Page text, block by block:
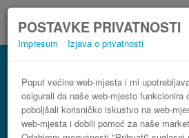
POSTAVKE PRIVATNOSTI
Impresum Izjava o privatnosti
Poput većine web-mjesta i mi
osigurali da naše web-mjesto funkcionira
poboljšali korisničko iskustvo na web-
web-mjesta i dobili pomoć za naše
Autobus
3 koraka do najpovoljnije